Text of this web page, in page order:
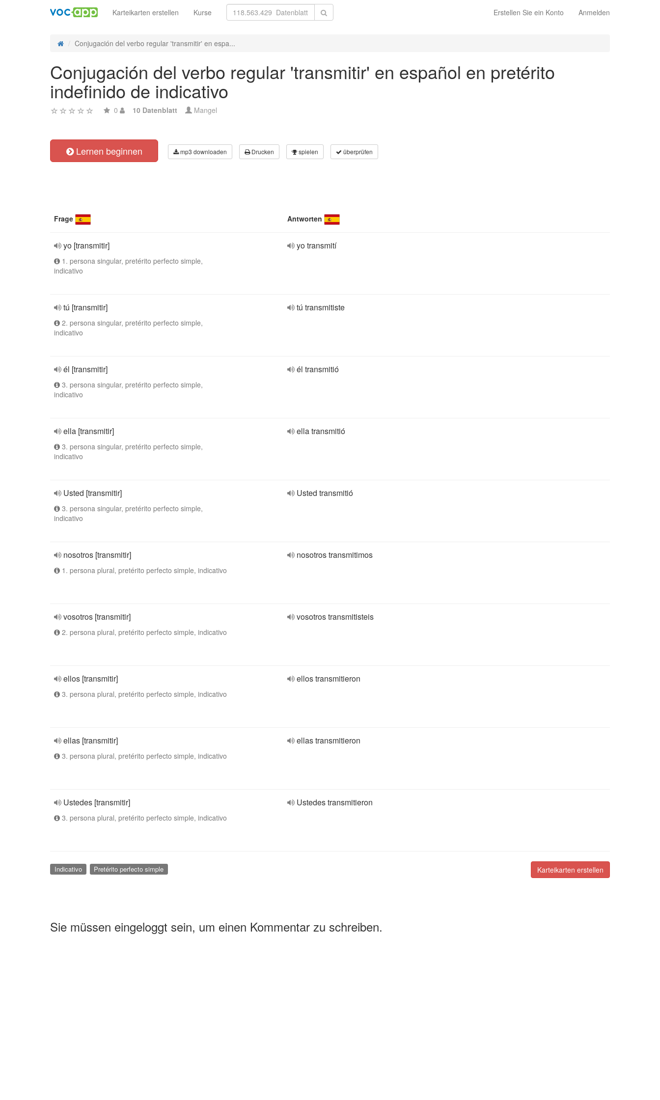
Erstellen Sie ein Konto Anmelden
Karteikarten erstellen Kurse
Conjugación del verbo regular 'transmitir' en espa...
Conjugación del verbo regular 'transmitir' en español en pretérito
indefinido de indicativo
0 10 Datenblatt Mangel
Lernen beginnen mp3 downloaden Drucken spielen überprüfen
Frage Antworten
yo [transmitir]
1. persona singular, pretérito perfecto simple,
indicativo
yo transmití
tú [transmitir]
2. persona singular, pretérito perfecto simple,
indicativo
tú transmitiste
él [transmitir]
3. persona singular, pretérito perfecto simple,
indicativo
él transmitió
ella [transmitir]
3. persona singular, pretérito perfecto simple,
indicativo
ella transmitió
Usted [transmitir]
3. persona singular, pretérito perfecto simple,
indicativo
Usted transmitió
nosotros [transmitir]
1. persona plural, pretérito perfecto simple, indicativo
nosotros transmitimos
vosotros [transmitir]
2. persona plural, pretérito perfecto simple, indicativo
vosotros transmitisteis
ellos [transmitir]
3. persona plural, pretérito perfecto simple, indicativo
ellos transmitieron
ellas [transmitir]
3. persona plural, pretérito perfecto simple, indicativo
ellas transmitieron
Ustedes [transmitir]
3. persona plural, pretérito perfecto simple, indicativo
Ustedes transmitieron
Karteikarten erstellen
Indicativo Pretérito perfecto simple
Sie müssen eingeloggt sein, um einen Kommentar zu schreiben.